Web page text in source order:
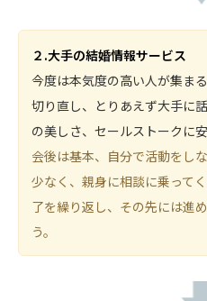
２.大手の結婚情報サービス
今度は本気度の高い人が集ま
切り直し、とりあえず大手に
の美しさ、セールストークに
会後は基本、自分で活動をし
少なく、親身に相談に乗って
了を繰り返し、その先には進
う。